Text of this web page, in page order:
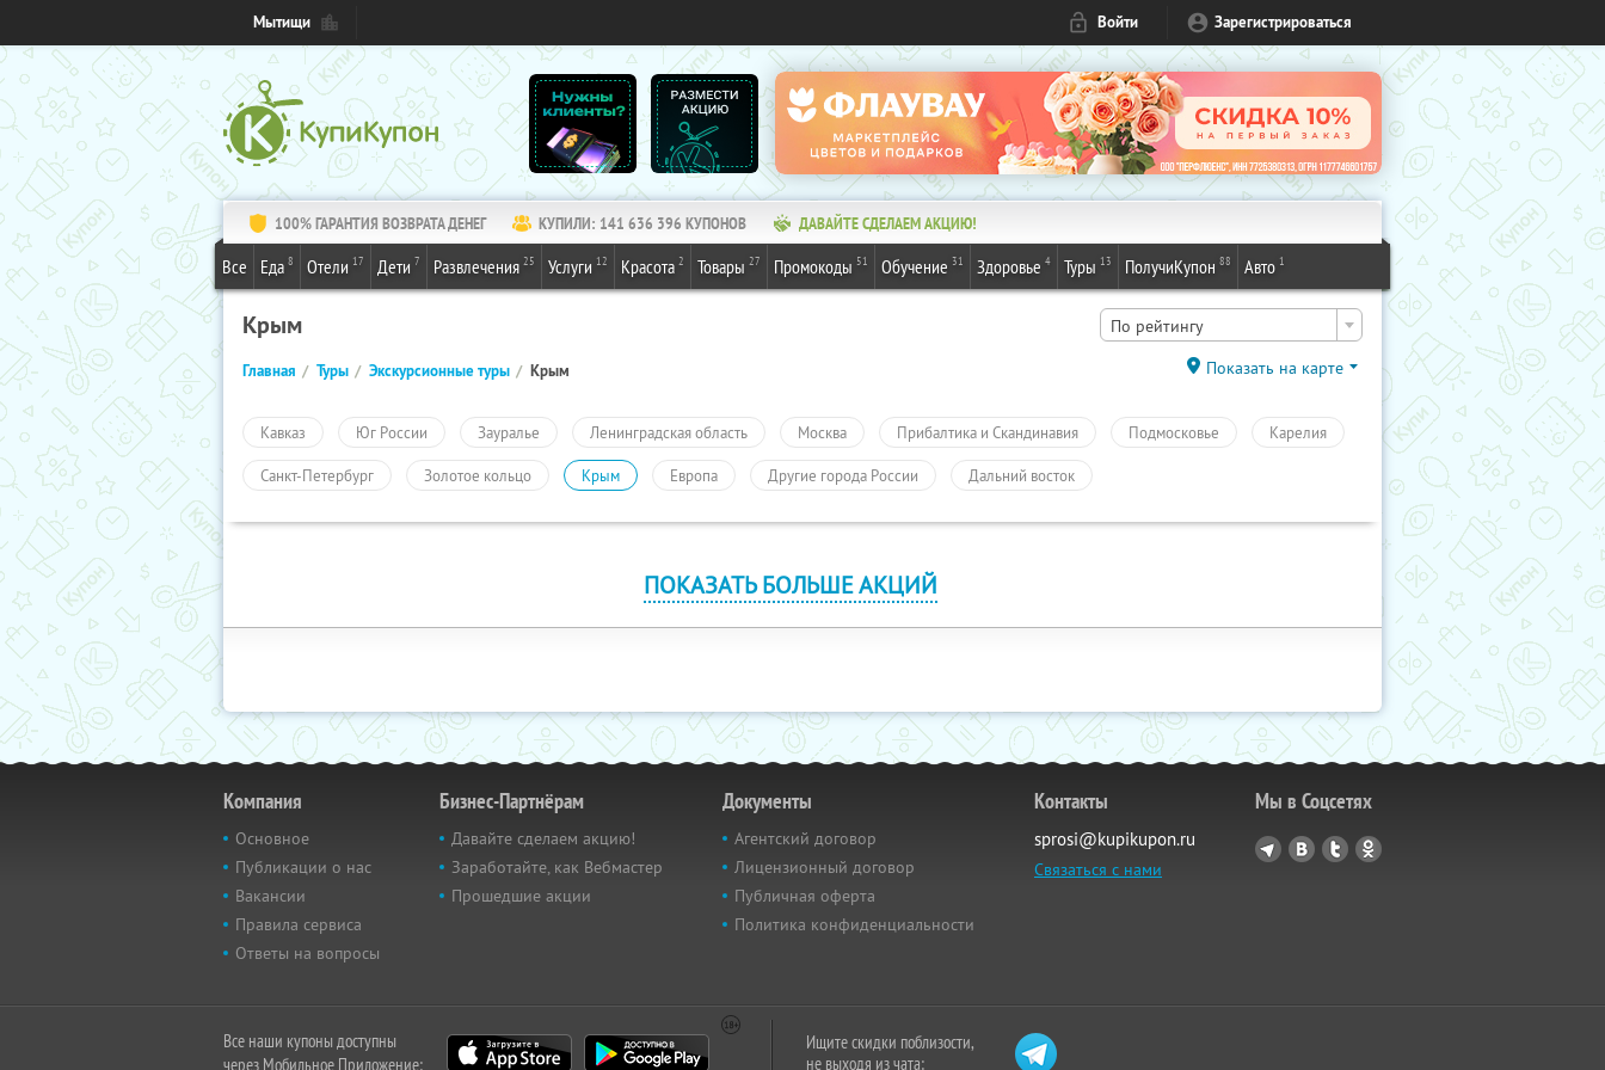
Мытищи Войти Зарегистрироваться
100% ГАРАНТИЯ ВОЗВРАТА ДЕНЕГ КУПИЛИ: 141 636 396 КУПОНОВ ДАВАЙТЕ СДЕЛАЕМ АКЦИЮ!
Все Еда 8 Отели 17 Дети 7 Развлечения 25 Услуги 12 Красота 2 Товары 27 Промокоды 51 Обучение 31 Здоровье 4 Туры 13 ПолучиКупон 88 Авто 1
Крым По рейтингу
Главная Туры Экскурсионные туры Крым Показать на карте
Кавказ Юг России Зауралье Ленинградская область Москва Прибалтика и Скандинавия Подмосковье Карелия
Санкт-Петербург Золотое кольцо Крым Европа Другие города России Дальний восток
ПОКАЗАТЬ БОЛЬШЕ АКЦИЙ
Компания
Основное
Публикации о нас
Вакансии
Правила сервиса
Ответы на вопросы
Бизнес-Партнёрам
Давайте сделаем акцию!
Заработайте, как Вебмастер
Прошедшие акции
Документы
Агентский договор
Лицензионный договор
Публичная оферта
Политика конфиденциальности
Контакты
sprosi@kupikupon.ru
Связаться с нами
Мы в Соцсетях
Все наши купоны доступны
через Мобильное Приложение:
Ищите скидки поблизости,
не выходя из чата: